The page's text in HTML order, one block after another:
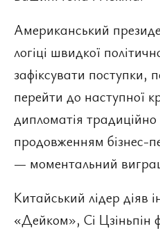
Американський
логіці швидкої
зафіксувати поступки,
перейти до наступної
дипломатія
продовженням бізнес-
— моментальний
Китайський лідер діяв
«Дейком», Сі Цзіньпін